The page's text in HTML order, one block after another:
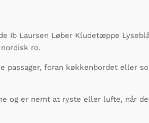
Ib Laursen Løber Kludetæppe
ro.
passager, foran køkkenbordet eller
og er nemt at ryste eller lufte, når